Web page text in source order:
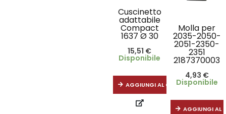
Cuscinetto
adattabile
Compact
1637 Ø 30
15,51 €
Disponibile
AGGIUNGI AL CARRELLO
Molla per
2035-2050-
2051-2350-
2351
2187370003
4,93 €
Disponibile
AGGIUNGI AL